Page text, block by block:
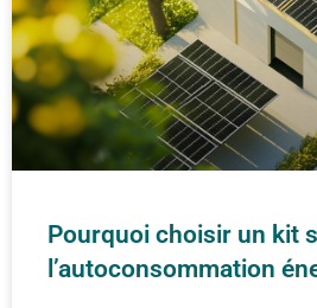
Pourquoi choisir un kit
l’autoconsommation